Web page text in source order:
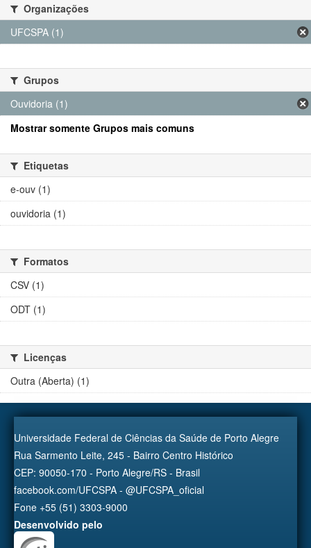
Organizações
UFCSPA (1)
Grupos
Ouvidoria (1)
Mostrar somente Grupos mais comuns
Etiquetas
e-ouv (1)
ouvidoria (1)
Formatos
CSV (1)
ODT (1)
Licenças
Outra (Aberta) (1)
Universidade Federal de Ciências da Saúde de Porto Alegre
Rua Sarmento Leite, 245 - Bairro Centro Histórico
CEP: 90050-170 - Porto Alegre/RS - Brasil
facebook.com/UFCSPA - @UFCSPA_oficial
Fone +55 (51) 3303-9000
Desenvolvido pelo